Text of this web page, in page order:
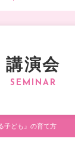
講演会
子ども』の育て方